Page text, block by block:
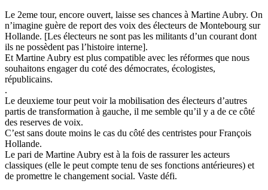
Le 2eme tour, encore ouvert, laisse ses chances à Martine Aubry. On
n’imagine guère de report des voix des électeurs de Montebourg sur
Hollande. [Les électeurs ne sont pas les militants d’un courant dont
ils ne possèdent pas l’histoire interne].
Et Martine Aubry est plus compatible avec les réformes que nous
souhaitons engager du coté des démocrates, écologistes,
républicains.
.
Le deuxieme tour peut voir la mobilisation des électeurs d’autres
partis de transformation à gauche, il me semble qu’il y a de ce côté
des reserves de voix.
C’est sans doute moins le cas du côté des centristes pour François
Hollande.
Le pari de Martine Aubry est à la fois de rassurer les acteurs
classiques (elle le peut compte tenu de ses fonctions antérieures) et
de promettre le changement social. Vaste défi.